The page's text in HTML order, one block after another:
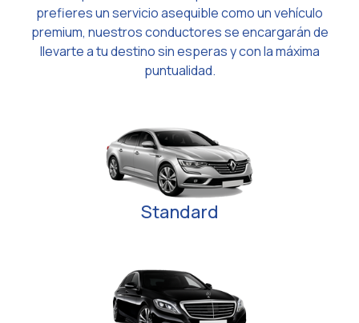
prefieres un servicio asequible como un vehículo
premium, nuestros conductores se encargarán de
llevarte a tu destino sin esperas y con la máxima
puntualidad.
Standard